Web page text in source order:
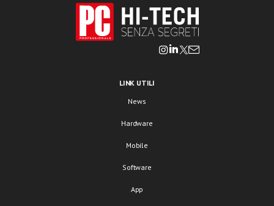
LINK UTILI
News
Hardware
Mobile
Software
App